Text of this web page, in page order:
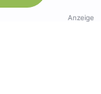
Anzeige